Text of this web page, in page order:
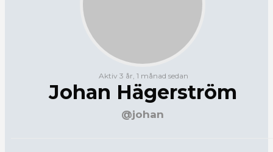
Aktiv 3 år, 1 månad sedan
Johan Hägerström
@johan